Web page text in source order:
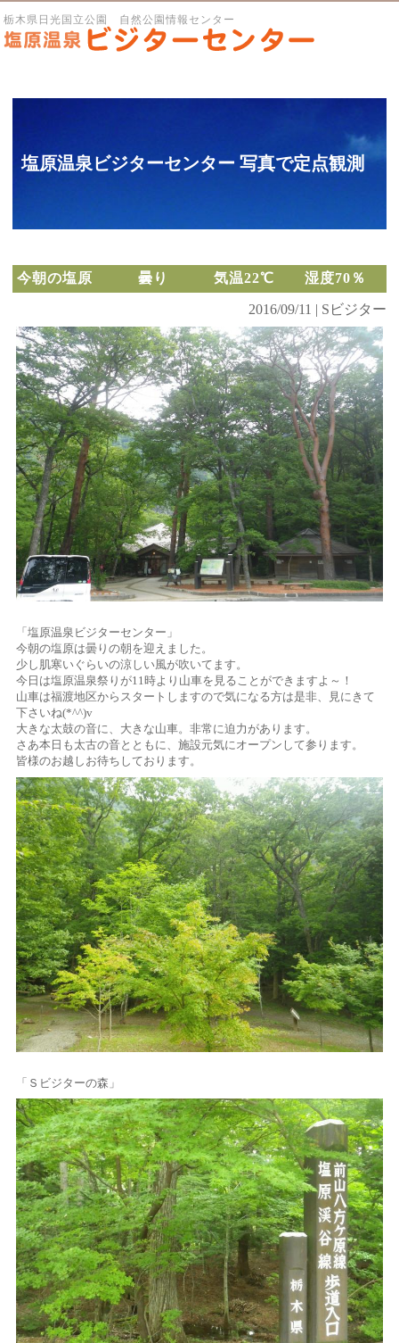
栃木県日光国立公園 自然公園情報センター
塩原温泉ビジターセンター 写真で定点観測
今朝の塩原 曇り 気温22℃ 湿度70％
2016/09/11 | Sビジター
「塩原温泉ビジターセンター」
今朝の塩原は曇りの朝を迎えました。
少し肌寒いぐらいの涼しい風が吹いてます。
今日は塩原温泉祭りが11時より山車を見ることができますよ～！
山車は福渡地区からスタートしますので気になる方は是非、見にきて
下さいね(*^^)v
大きな太鼓の音に、大きな山車。非常に迫力があります。
さあ本日も太古の音とともに、施設元気にオープンして参ります。
皆様のお越しお待ちしております。
「Ｓビジターの森」